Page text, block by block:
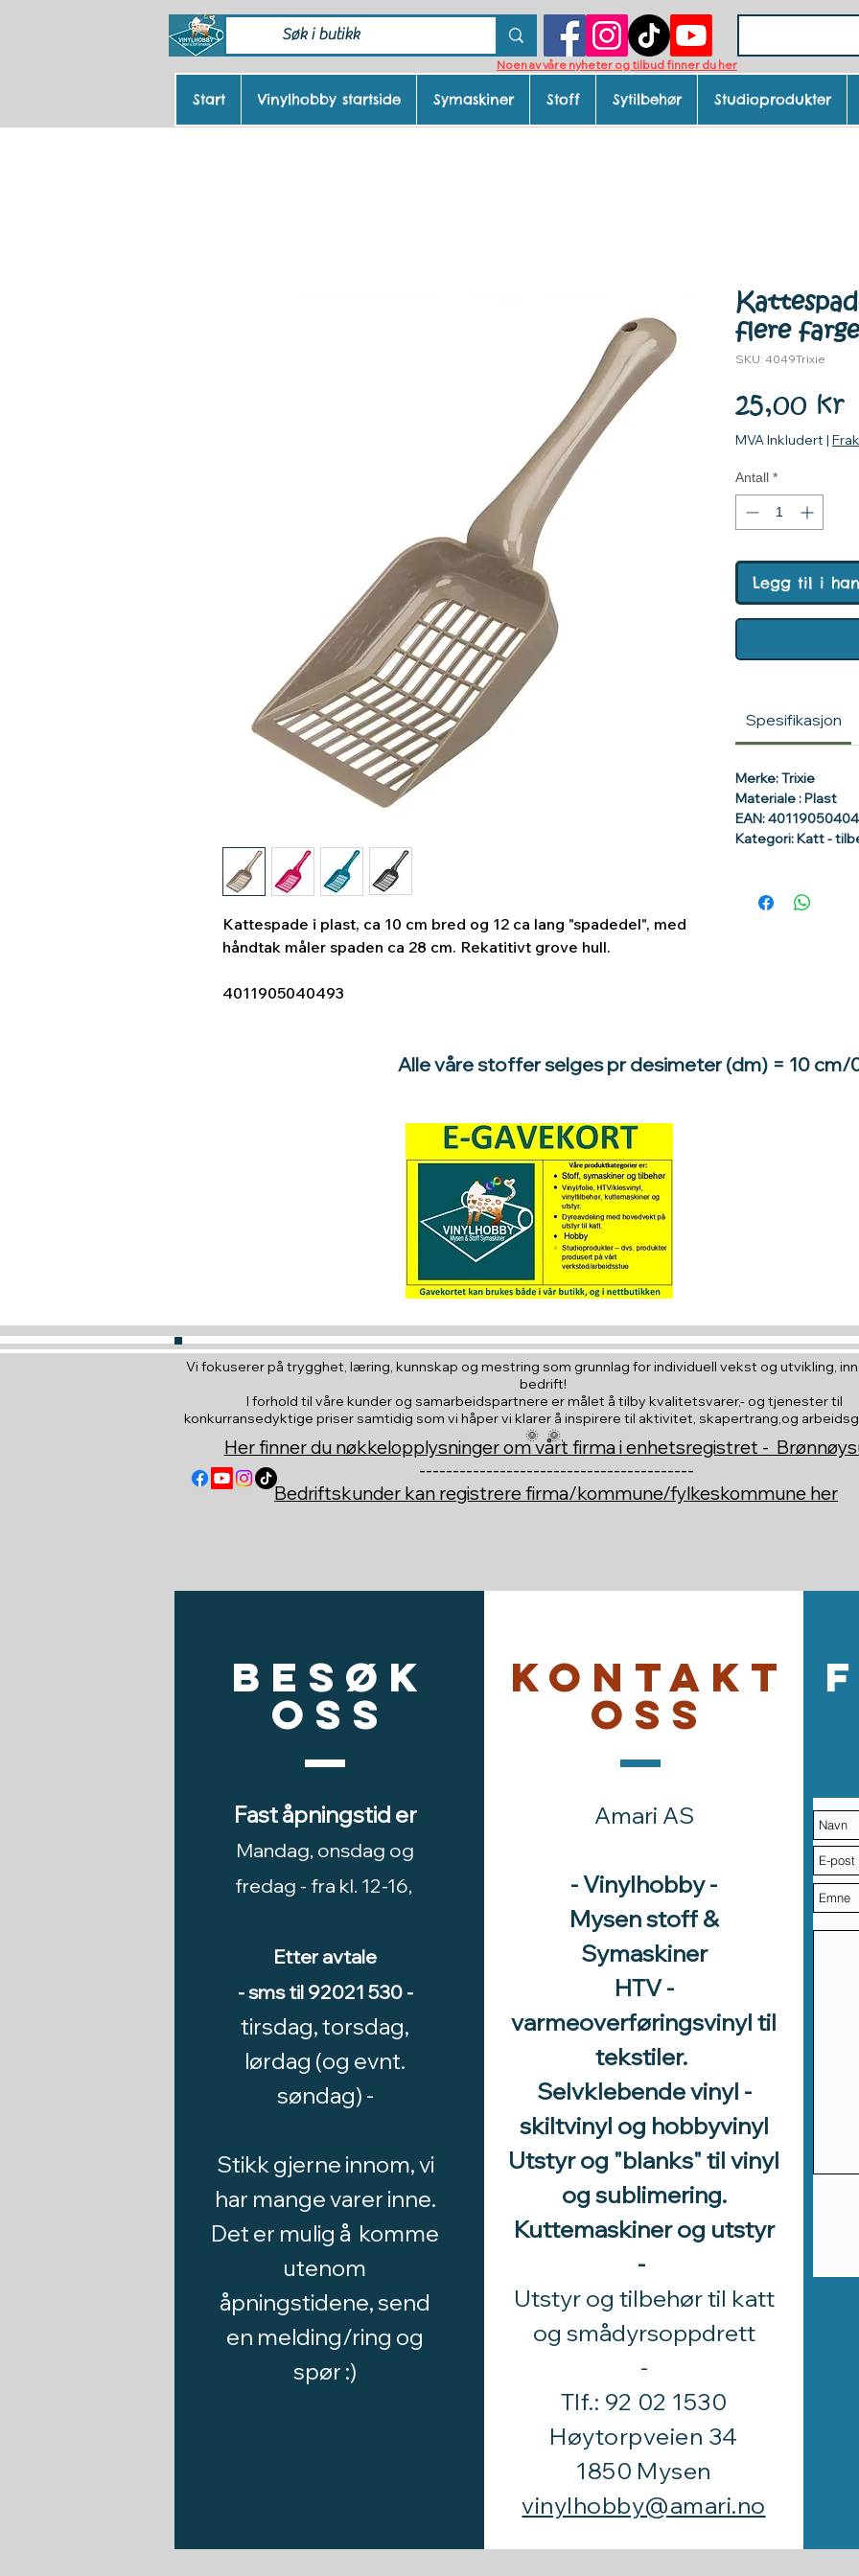
Noen av våre nyheter og tilbud finner du her
Kattespade i plast, ca 10 cm bred og 12 ca lang "spadedel", med
håndtak måler spaden ca 28 cm. Rekatitivt grove hull.
4011905040493
flere
SKU: 4049Trixie
25,00 kr
MVA Inkludert |
Antall *
Legg til i
Spesifikasjon
Merke: Trixie
Materiale : Plast
EAN:
Kategori: Katt -
Alle våre stoffer selges pr desimeter (dm) = 10 cm/
Start Vinylhobby startside Symaskiner Stoff Sytilbehør Studioprodukter
Vi fokuserer på trygghet, læring, kunnskap og mestring som grunnlag for individuell vekst og utvikling,
bedrift!
I forhold til våre kunder og samarbeidspartnere er målet å tilby kvalitetsvarer,- og tjenester til
konkurransedyktige priser samtidig som vi håper vi klarer å inspirere til aktivitet, skapertrang,og
🌞 🌞,
Her finner du nøkkelopplysninger om vårt firma i enhetsregistret -
-----------------------------------------
Bedriftskunder kan registrere firma/kommune/fylkeskommune her
Besøk
oss
Fast åpningstid er
Mandag, onsdag og
fredag - fra kl. 12-16,
Etter avtale
- sms til 92021 530 -
tirsdag, torsdag,
lørdag (og evnt.
søndag) -
Stikk gjerne innom, vi
har mange varer inne.
Det er mulig å komme
utenom
åpningstidene, send
en melding/ring og
spør :)
Kontakt
oss
Amari AS
- Vinylhobby -
Mysen stoff &
Symaskiner
HTV -
varmeoverføringsvinyl til
tekstiler.
Selvklebende vinyl -
skiltvinyl og hobbyvinyl
Utstyr og "blanks" til vinyl
og sublimering.
Kuttemaskiner og utstyr
-
Utstyr og tilbehør til katt
og smådyrsoppdrett
​-
Tlf.: 92 02 1530
Høytorpveien 34
1850 Mysen
vinylhobby@amari.no